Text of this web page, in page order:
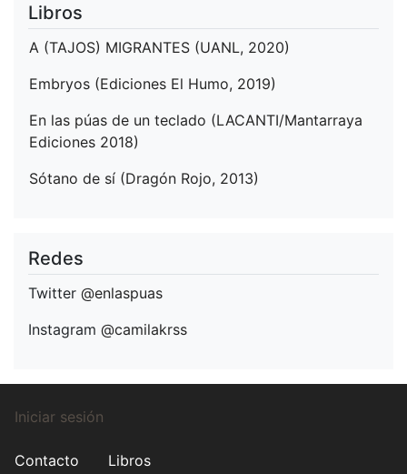
Libros
A (TAJOS) MIGRANTES (UANL, 2020)
Embryos (Ediciones El Humo, 2019)
En las púas de un teclado (LACANTI/Mantarraya
Ediciones 2018)
Sótano de sí (Dragón Rojo, 2013)
Redes
Twitter @enlaspuas
Instagram @camilakrss
Menú
cuenta
Iniciar sesión
Menú
Contacto Libros